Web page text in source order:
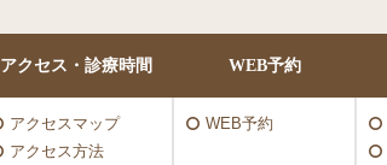
アクセス・診療時間 WEB予約
アクセスマップ
アクセス方法
WEB予約